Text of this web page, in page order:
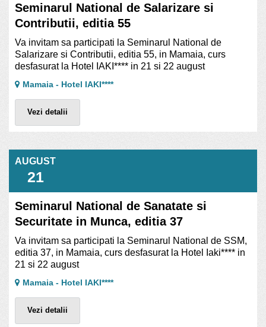
Seminarul National de Salarizare si
Contributii, editia 55
Va invitam sa participati la Seminarul National de
Salarizare si Contributii, editia 55, in Mamaia, curs
desfasurat la Hotel IAKI**** in 21 si 22 august
Mamaia - Hotel IAKI****
Vezi detalii
AUGUST
21
Seminarul National de Sanatate si
Securitate in Munca, editia 37
Va invitam sa participati la Seminarul National de SSM,
editia 37, in Mamaia, curs desfasurat la Hotel Iaki**** in
21 si 22 august
Mamaia - Hotel IAKI****
Vezi detalii